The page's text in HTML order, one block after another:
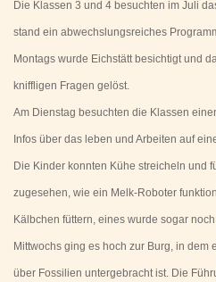
Die Klassen 3 und 4 besuchten im Juli
stand ein abwechslungsreiches
Montags wurde Eichstätt besichtigt und
kniffligen Fragen gelöst.
Am Dienstag besuchten die Klassen
Infos über das leben und Arbeiten auf
Die Kinder konnten Kühe streicheln und
zugesehen, wie ein Melk-Roboter
Kälbchen füttern, eines wurde sogar
Mittwochs ging es hoch zur Burg, in dem
über Fossilien untergebracht ist. Die